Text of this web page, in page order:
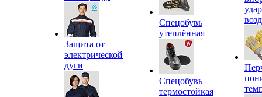
Защита от
электрической
дуги
Спецобувь
утеплённая
Спецобувь
термостойкая